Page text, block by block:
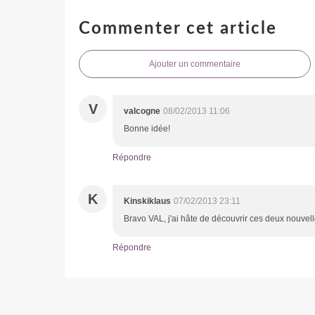
Commenter cet article
Ajouter un commentaire
V valcogne 08/02/2013 11:06
Bonne idée!
Répondre
K Kinskiklaus 07/02/2013 23:11
Bravo VAL, j'ai hâte de découvrir ces deux
Répondre